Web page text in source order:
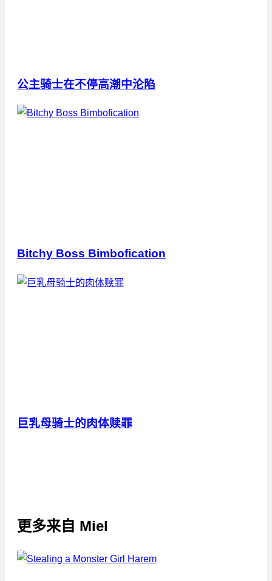
公主骑士在不停高潮中沦陷
Bitchy Boss Bimbofication
巨乳母骑士的肉体赎罪
更多来自 Miel